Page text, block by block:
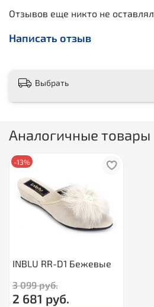
Отзывов еще никто не оставлял
Написать отзыв
Выбрать
Аналогичные товары
-13%
INBLU RR-D1 Бежевые
3 099 руб.
2 681 руб.